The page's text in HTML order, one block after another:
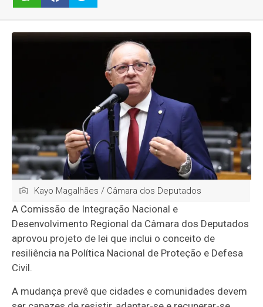
Kayo Magalhães / Câmara dos Deputados
A Comissão de Integração Nacional e
Desenvolvimento Regional da Câmara dos Deputados
aprovou projeto de lei que inclui o conceito de
resiliência na Política Nacional de Proteção e Defesa
Civil.
A mudança prevê que cidades e comunidades devem